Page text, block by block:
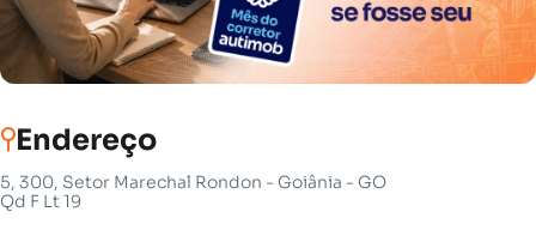
Endereço
5, 300, Setor Marechal Rondon - Goiânia - GO
Qd F Lt 19